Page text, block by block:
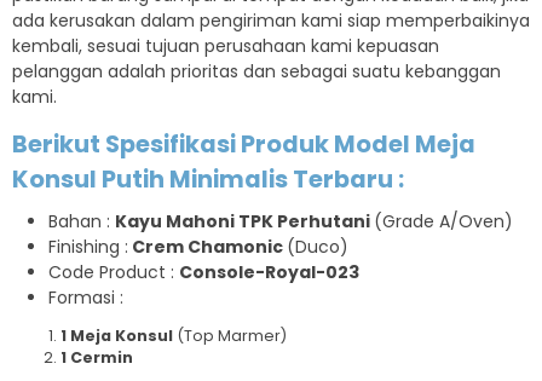
ada kerusakan dalam pengiriman kami siap memperbaikinya
kembali, sesuai tujuan perusahaan kami kepuasan
pelanggan adalah prioritas dan sebagai suatu kebanggan
kami.
Berikut Spesifikasi Produk Model Meja
Konsul Putih Minimalis Terbaru :
Bahan : Kayu Mahoni TPK Perhutani (Grade A/Oven)
Finishing : Crem Chamonic (Duco)
Code Product : Console-Royal-023
Formasi :
1 Meja Konsul (Top Marmer)
1 Cermin